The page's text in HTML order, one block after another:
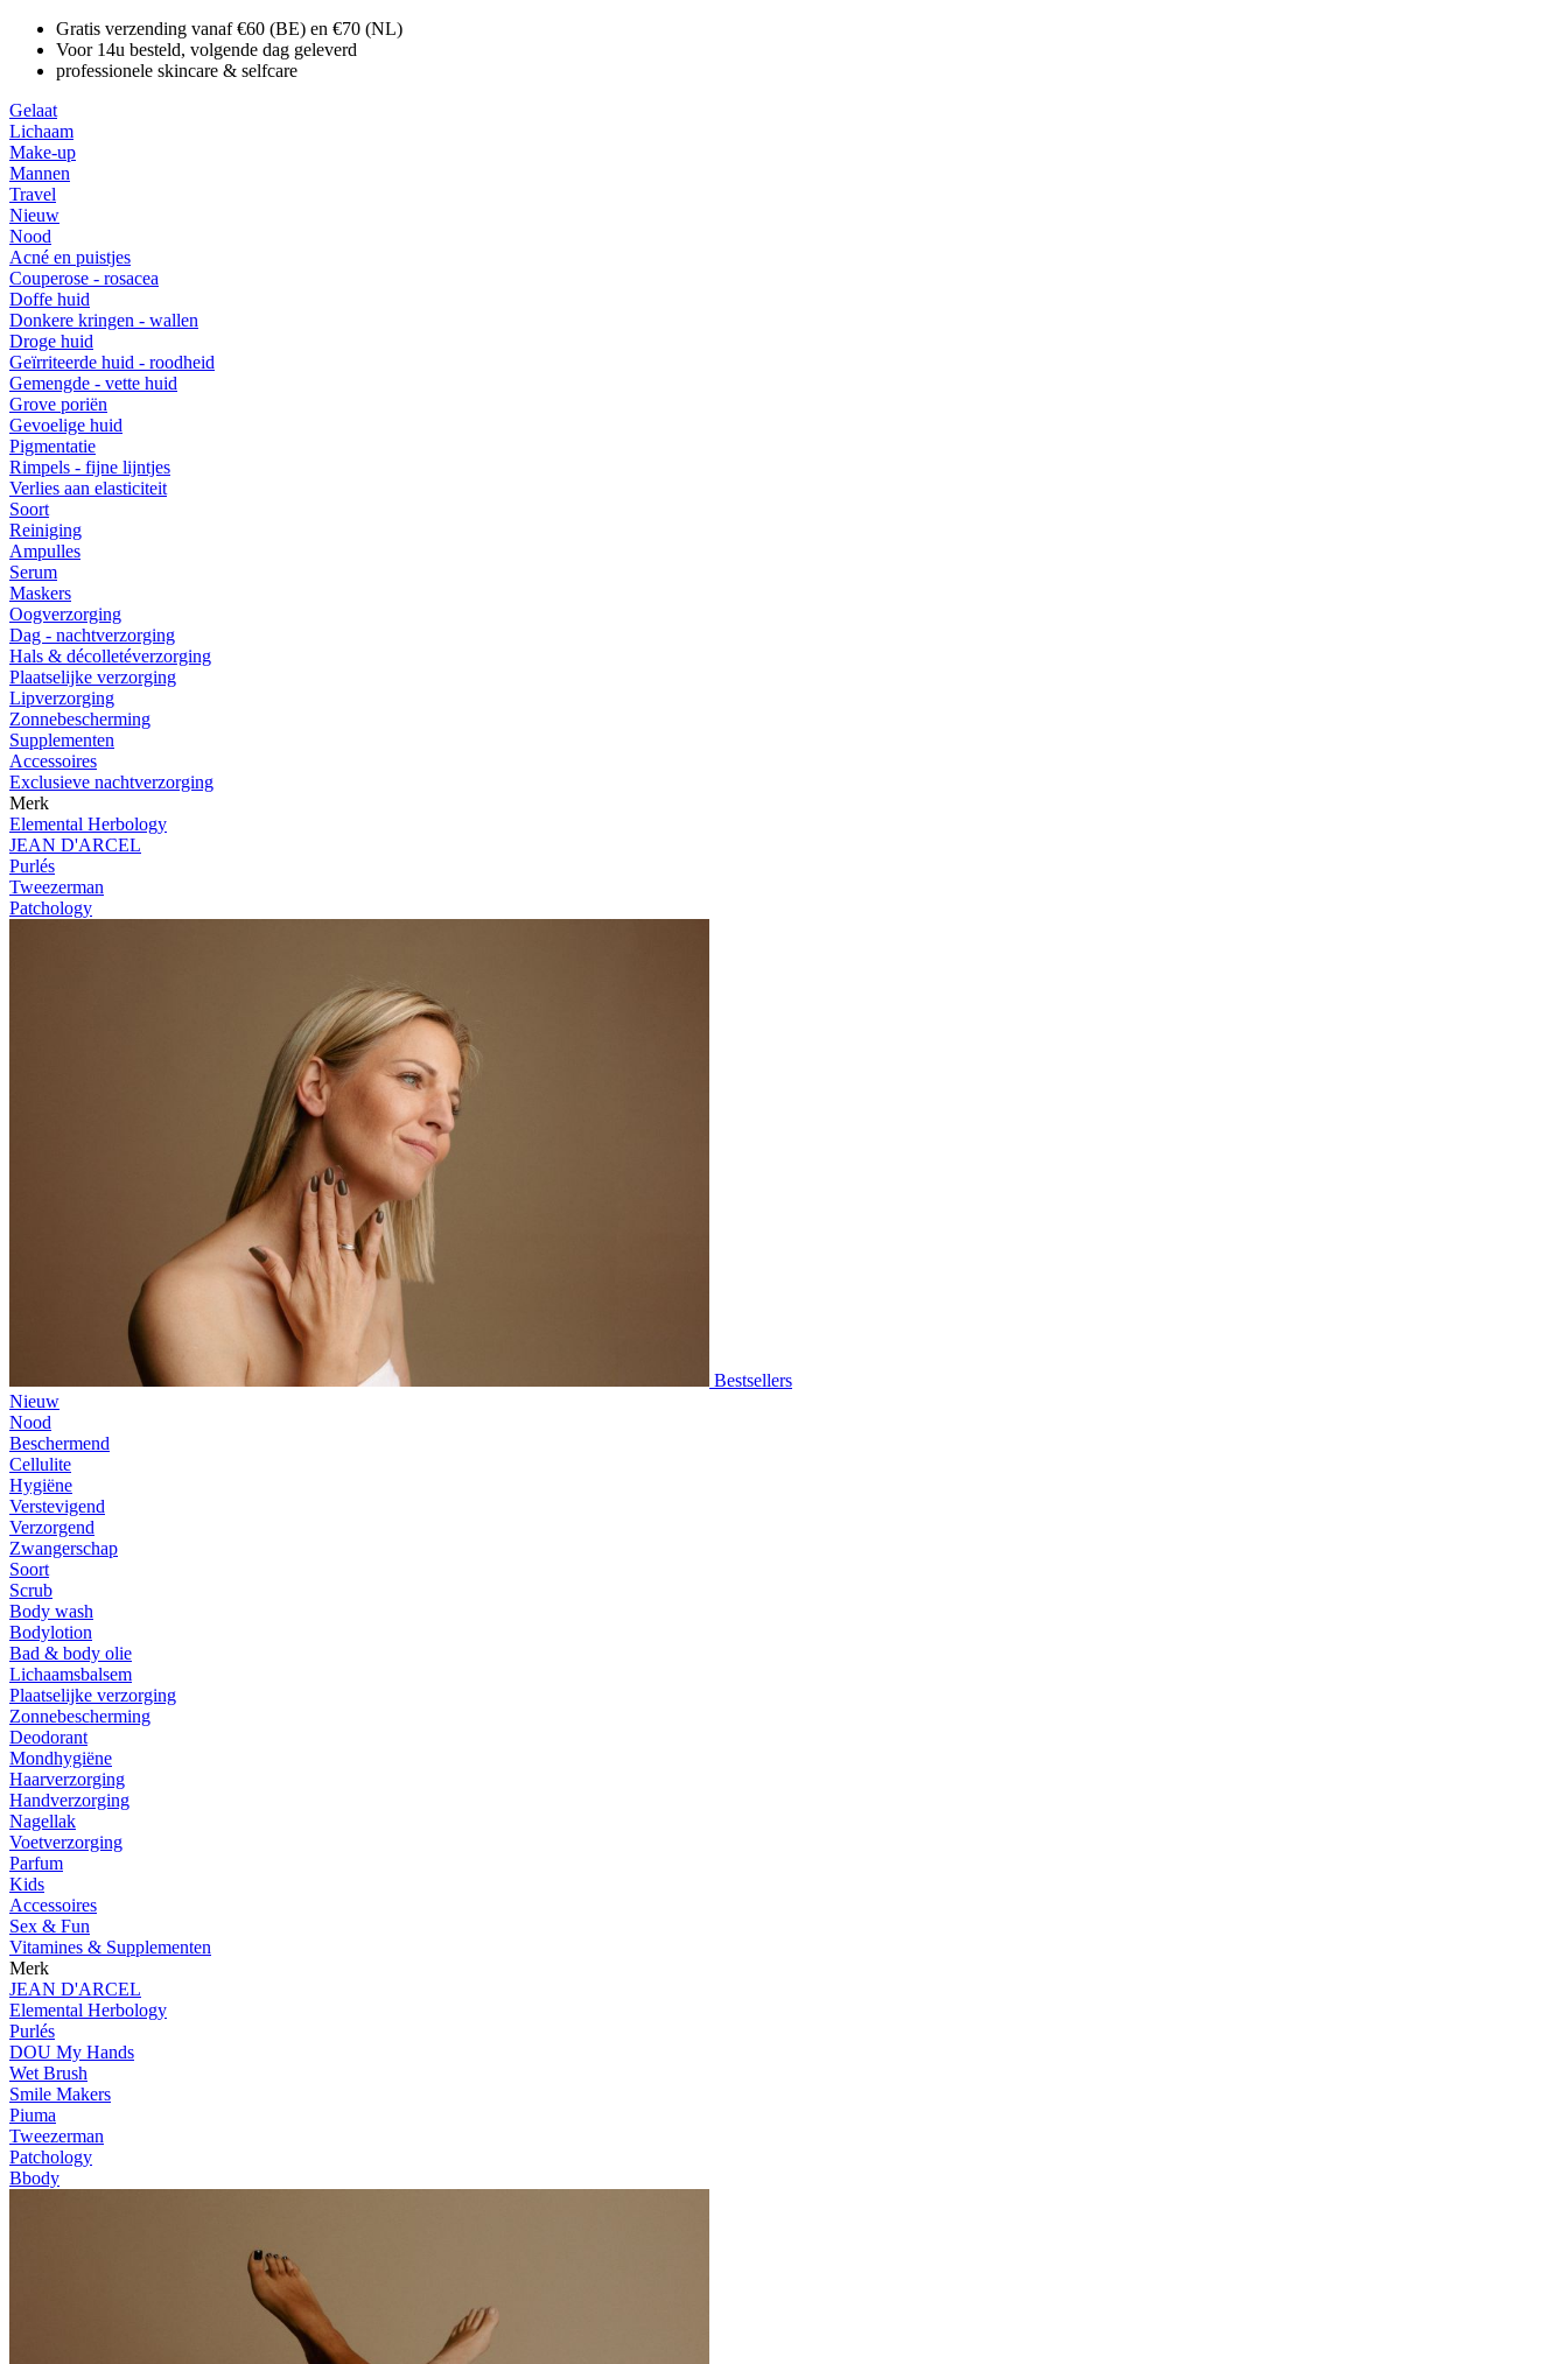
Gratis verzending vanaf €60 (BE) en €70 (NL)
Voor 14u besteld, volgende dag geleverd
professionele skincare & selfcare
Gelaat
Lichaam
Make-up
Mannen
Travel
Nieuw
Nood
Acné en puistjes
Couperose - rosacea
Doffe huid
Donkere kringen - wallen
Droge huid
Geïrriteerde huid - roodheid
Gemengde - vette huid
Grove poriën
Gevoelige huid
Pigmentatie
Rimpels - fijne lijntjes
Verlies aan elasticiteit
Soort
Reiniging
Ampulles
Serum
Maskers
Oogverzorging
Dag - nachtverzorging
Hals & décolletéverzorging
Plaatselijke verzorging
Lipverzorging
Zonnebescherming
Supplementen
Accessoires
Exclusieve nachtverzorging
Merk
Elemental Herbology
JEAN D'ARCEL
Purlés
Tweezerman
Patchology
Bestsellers
Nieuw
Nood
Beschermend
Cellulite
Hygiëne
Verstevigend
Verzorgend
Zwangerschap
Soort
Scrub
Body wash
Bodylotion
Bad & body olie
Lichaamsbalsem
Plaatselijke verzorging
Zonnebescherming
Deodorant
Mondhygiëne
Haarverzorging
Handverzorging
Nagellak
Voetverzorging
Parfum
Kids
Accessoires
Sex & Fun
Vitamines & Supplementen
Merk
JEAN D'ARCEL
Elemental Herbology
Purlés
DOU My Hands
Wet Brush
Smile Makers
Piuma
Tweezerman
Patchology
Bbody